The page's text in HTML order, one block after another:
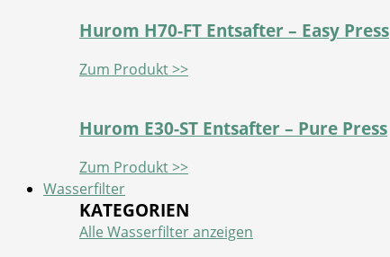
Hurom H70-FT Entsafter – Easy Press
Zum Produkt >>
Hurom E30-ST Entsafter – Pure Press
Zum Produkt >>
Wasserfilter
KATEGORIEN
Alle Wasserfilter anzeigen